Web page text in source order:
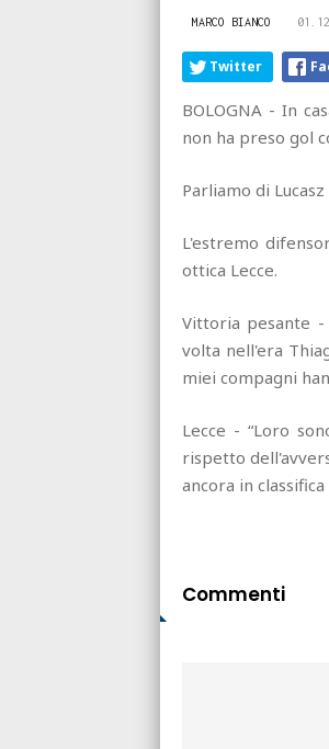
MARCO BIANCO
Twitter
BOLOGNA - In
non ha preso gol
Parliamo di
L'estremo
ottica Lecce.
Vittoria pesante
volta nell'era
miei compagni
Lecce - “Loro
rispetto
ancora in
Commenti